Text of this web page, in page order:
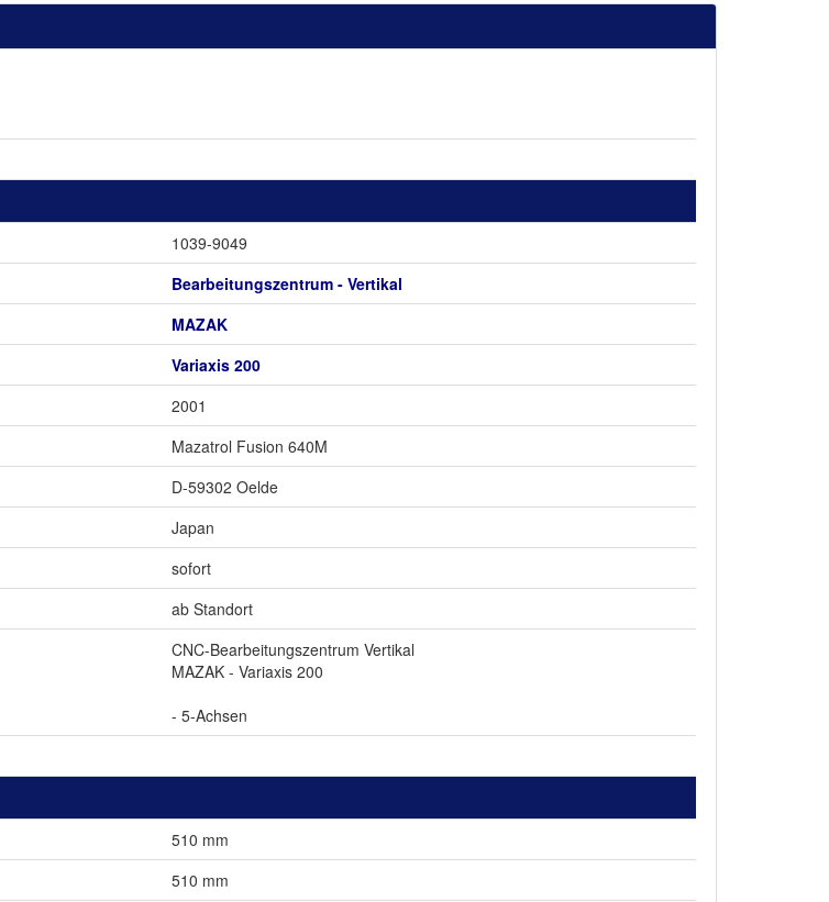
1039-9049
Bearbeitungszentrum - Vertikal
MAZAK
Variaxis 200
2001
Mazatrol Fusion 640M
D-59302 Oelde
Japan
sofort
ab Standort
CNC-Bearbeitungszentrum Vertikal
MAZAK - Variaxis 200
- 5-Achsen
510 mm
510 mm